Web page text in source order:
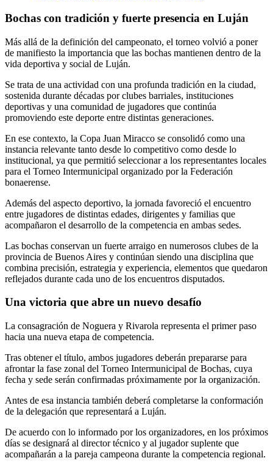
Bochas con tradición y fuerte presencia en Luján
Más allá de la definición del campeonato, el torneo volvió a poner
de manifiesto la importancia que las bochas mantienen dentro de la
vida deportiva y social de Luján.
Se trata de una actividad con una profunda tradición en la ciudad,
sostenida durante décadas por clubes barriales, instituciones
deportivas y una comunidad de jugadores que continúa
promoviendo este deporte entre distintas generaciones.
En ese contexto, la Copa Juan Miracco se consolidó como una
instancia relevante tanto desde lo competitivo como desde lo
institucional, ya que permitió seleccionar a los representantes locales
para el Torneo Intermunicipal organizado por la Federación
bonaerense.
Además del aspecto deportivo, la jornada favoreció el encuentro
entre jugadores de distintas edades, dirigentes y familias que
acompañaron el desarrollo de la competencia en ambas sedes.
Las bochas conservan un fuerte arraigo en numerosos clubes de la
provincia de Buenos Aires y continúan siendo una disciplina que
combina precisión, estrategia y experiencia, elementos que quedaron
reflejados durante cada uno de los encuentros disputados.
Una victoria que abre un nuevo desafío
La consagración de Noguera y Rivarola representa el primer paso
hacia una nueva etapa de competencia.
Tras obtener el título, ambos jugadores deberán prepararse para
afrontar la fase zonal del Torneo Intermunicipal de Bochas, cuya
fecha y sede serán confirmadas próximamente por la organización.
Antes de esa instancia también deberá completarse la conformación
de la delegación que representará a Luján.
De acuerdo con lo informado por los organizadores, en los próximos
días se designará al director técnico y al jugador suplente que
acompañarán a la pareja campeona durante la competencia regional.